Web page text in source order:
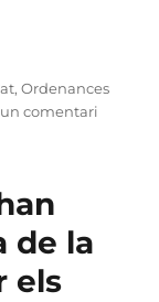
,Ordenances
comentari
de la
els